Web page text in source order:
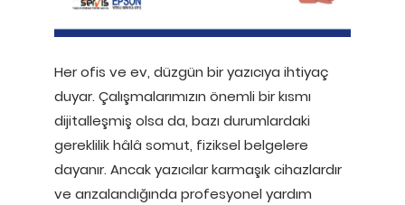
Her ofis ve ev, düzgün bir yazıcıya ihtiyaç
duyar. Çalışmalarımızın önemli bir kısmı
dijitalleşmiş olsa da, bazı durumlardaki
gereklilik hâlâ somut, fiziksel belgelere
dayanır. Ancak yazıcılar karmaşık cihazlardır
ve arızalandığında profesyonel yardım